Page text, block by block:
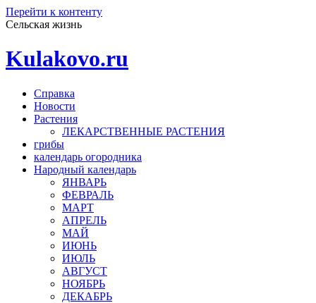
Перейти к контенту
Сельская жизнь
Kulakovo.ru
Справка
Новости
Растения
ЛЕКАРСТВЕННЫЕ РАСТЕНИЯ
грибы
календарь огородника
Народный календарь
ЯНВАРЬ
ФЕВРАЛЬ
МАРТ
АПРЕЛЬ
МАЙ
ИЮНЬ
ИЮЛЬ
АВГУСТ
НОЯБРЬ
ДЕКАБРЬ